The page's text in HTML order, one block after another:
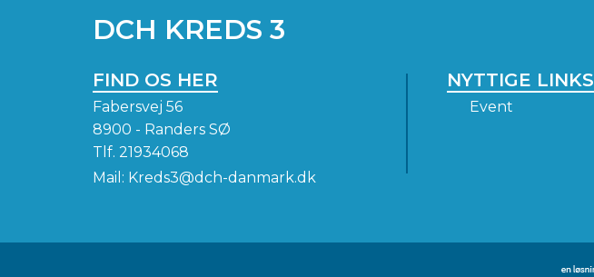
DCH KREDS 3
FIND OS HER
Fabersvej 56
8900 - Randers SØ
Tlf. 21934068
Mail: Kreds3@dch-danmark.dk
NYTTIGE LINKS
Event